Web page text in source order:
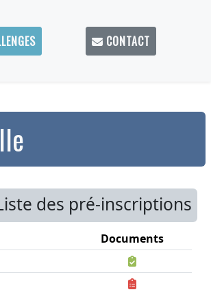
CONTACT
des pré-inscriptions
Documents